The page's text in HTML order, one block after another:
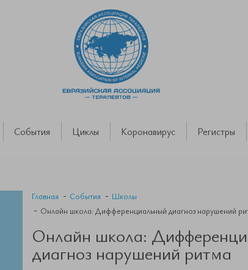
События Циклы Коронавирус Регистры
Главная События
Школы
Онлайн школа: Дифференциальный диагноз нарушений
Онлайн школа:
диагноз нарушений ритма